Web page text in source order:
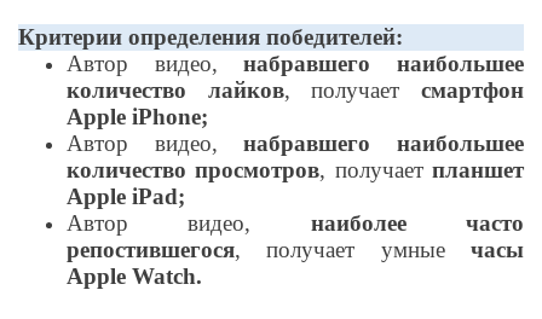
Критерии определения победителей:
Автор видео,набравшего наибольшее
количество лайков, получаетсмартфон
Apple iPhone;
Автор видео,набравшего наибольшее
количество просмотров, получаетпланшет
Apple iPad;
Автор видео, наиболее часто
репостившегося, получает умные часы
Apple Watch.